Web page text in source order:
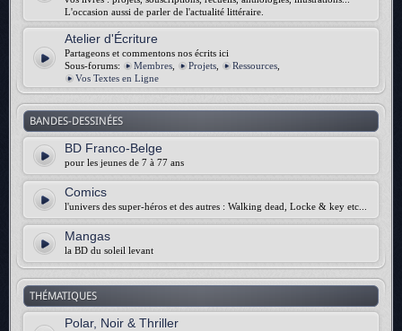
L'occasion aussi de parler de l'actualité littéraire.
Atelier d'Écriture
Partageons et commentons nos écrits ici
Sous-forums:
Membres Projets Ressources
Vos Textes en Ligne
BANDES-DESSINÉES
BD Franco-Belge
pour les jeunes de 7 à 77 ans
Comics
l'univers des super-héros et des autres : Walking dead, Locke & key etc...
Mangas
la BD du soleil levant
THÉMATIQUES
Polar, Noir & Thriller